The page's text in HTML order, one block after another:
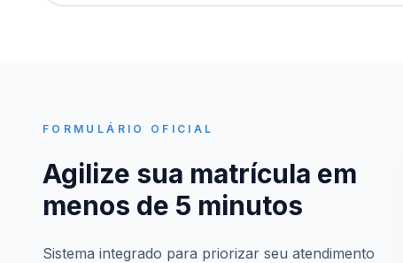
FORMULÁRIO OFICIAL
Agilize sua matrícula em
menos de 5 minutos
Sistema integrado para priorizar seu atendimento